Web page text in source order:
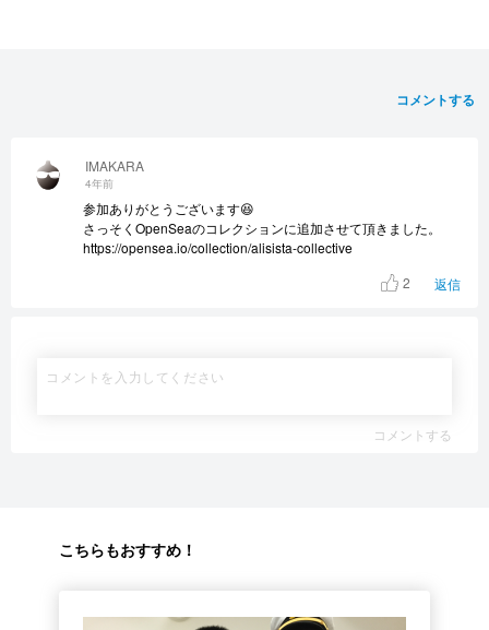
コメントする
IMAKARA
4年前
参加ありがとうございます😆
さっそくOpenSeaのコレクションに追加させて頂きました。
https://opensea.io/collection/alisista-collective
2
返信
コメントする
こちらもおすすめ！